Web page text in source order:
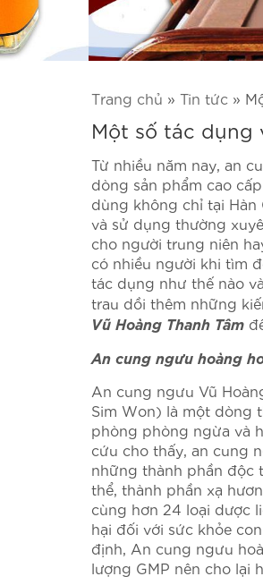
Trang chủ » Tin tức »
Một số tác dụng
Từ nhiều năm nay, an
dòng sản phẩm cao
dùng không chỉ tại
và sử dụng thường
cho người trung niên
có nhiều người khi tìm
tác dụng như thế nào
trau dồi thêm những
Vũ Hoàng Thanh Tâm
An cung ngưu hoàng
An cung ngưu Vũ
Sim Won) là một dòng
phòng phòng ngừa và
cứu cho thấy, an cung
những thành phần độc
thể, thành phần xạ
cùng hơn 24 loại dược
hại đối với sức khỏe
định, An cung ngưu
lượng GMP nên cho lại